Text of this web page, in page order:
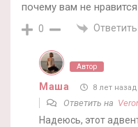
почему вам не
0 Ответить
Автор
Маша 8 лет назад
Ответить на
Надеюсь, этот